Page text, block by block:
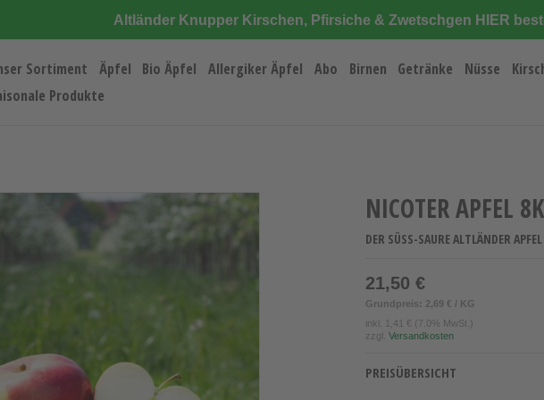
Altländer Knupper Kirschen, Pfirsiche & Zwetschgen HIER
Sortiment Äpfel Bio Äpfel Allergiker Äpfel Abo Birnen Getränke Nüsse
Produkte
NICOTER APFEL
DER SÜSS-SAURE ALTLÄNDER
21,50 €
Grundpreis: 2,69 € / KG
inkl. 1,41 € (7.0% MwSt.)
zzgl. Versandkosten
PREISÜBERSICHT